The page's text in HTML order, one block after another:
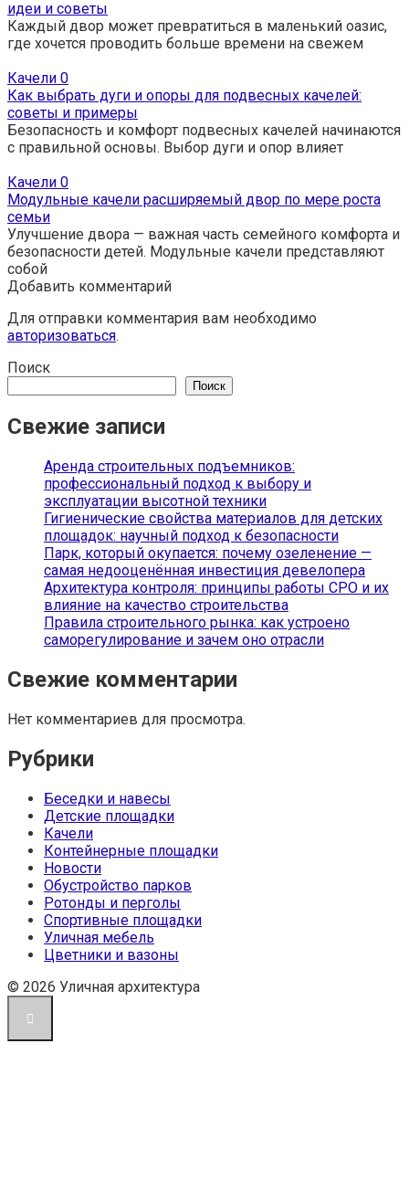
идеи и советы
Каждый двор может превратиться в маленький оазис,
где хочется проводить больше времени на свежем
Качели 0
Как выбрать дуги и опоры для подвесных качелей:
советы и примеры
Безопасность и комфорт подвесных качелей начинаются
с правильной основы. Выбор дуги и опор влияет
Качели 0
Модульные качели расширяемый двор по мере роста
семьи
Улучшение двора — важная часть семейного комфорта и
безопасности детей. Модульные качели представляют
собой
Добавить комментарий
Для отправки комментария вам необходимо
авторизоваться.
Поиск
Поиск
Свежие записи
Аренда строительных подъемников:
профессиональный подход к выбору и
эксплуатации высотной техники
Гигиенические свойства материалов для детских
площадок: научный подход к безопасности
Парк, который окупается: почему озеленение —
самая недооценённая инвестиция девелопера
Архитектура контроля: принципы работы СРО и их
влияние на качество строительства
Правила строительного рынка: как устроено
саморегулирование и зачем оно отрасли
Свежие комментарии
Нет комментариев для просмотра.
Рубрики
Беседки и навесы
Детские площадки
Качели
Контейнерные площадки
Новости
Обустройство парков
Ротонды и перголы
Спортивные площадки
Уличная мебель
Цветники и вазоны
© 2026 Уличная архитектура